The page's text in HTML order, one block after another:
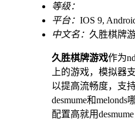
等级：
平台： IOS 9,
中文名： 久胜棋牌
久胜棋牌游戏作为
上的游戏，模拟器
以提高流畅度，支
desmume和
配置高就用